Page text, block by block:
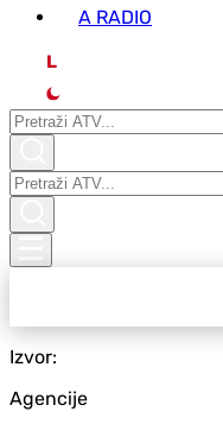
A RADIO
L
Izvor:
Agencije